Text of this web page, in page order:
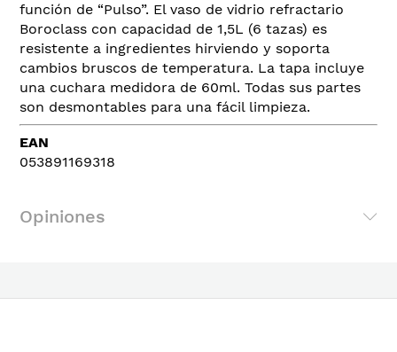
función de “Pulso”. El vaso de vidrio refractario
Boroclass con capacidad de 1,5L (6 tazas) es
resistente a ingredientes hirviendo y soporta
cambios bruscos de temperatura. La tapa incluye
una cuchara medidora de 60ml. Todas sus partes
son desmontables para una fácil limpieza.
EAN
053891169318
Opiniones